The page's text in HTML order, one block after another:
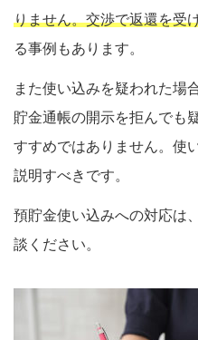
りません。交渉で返還を受
る事例もあります。
また使い込みを疑われた場
貯金通帳の開示を拒んでも
すすめではありません。使
説明すべきです。
預貯金使い込みへの対応は
談ください。